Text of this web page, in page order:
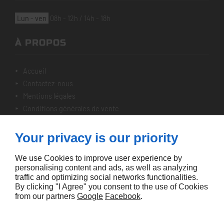
lun - ven 08h - 12h / 14h - 18h
À PROPOS
NOTRE SÉLECTION
nos véhicules
Your privacy is our priority
We use Cookies to improve user experience by
personalising content and ads, as well as analyzing
traffic and optimizing social networks functionalities.
By clicking "I Agree" you consent to the use of Cookies
from our partners Google Facebook.